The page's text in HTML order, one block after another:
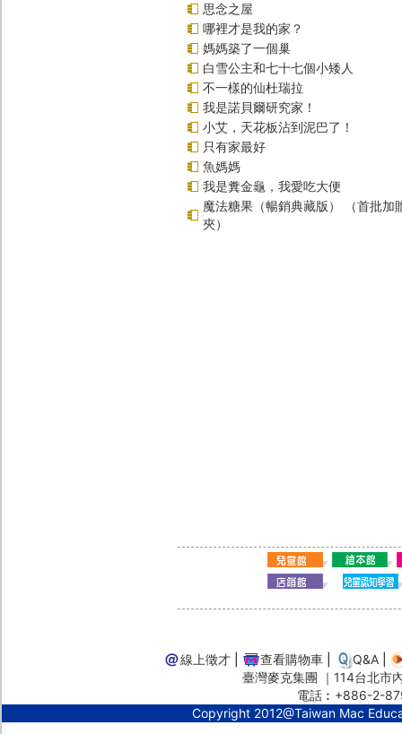
思念之屋
哪裡才是我的家？
媽媽築了一個巢
白雪公主和七十七個小矮人
不一樣的仙杜瑞拉
我是諾貝爾研究家！
小艾，天花板沾到泥巴了！
只有家最好
魚媽媽
我是糞金龜，我愛吃大便
魔法糖果（暢銷典藏版） （首批加
夾）
線上徵才 查看購物車 Q&A
臺灣麥克集團 ｜114台北
電話︰+886-2-
Copyright 2012@Taiwan Mac